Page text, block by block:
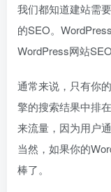
我们都知道建站需
的SEO。
WordPress网站
通常来说，只有你
擎的搜索结果中排
来流量，因为用户
当然，如果你的
棒了。